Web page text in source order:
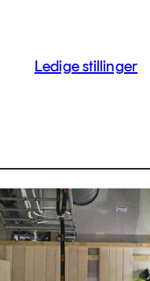
Ledige stillinger